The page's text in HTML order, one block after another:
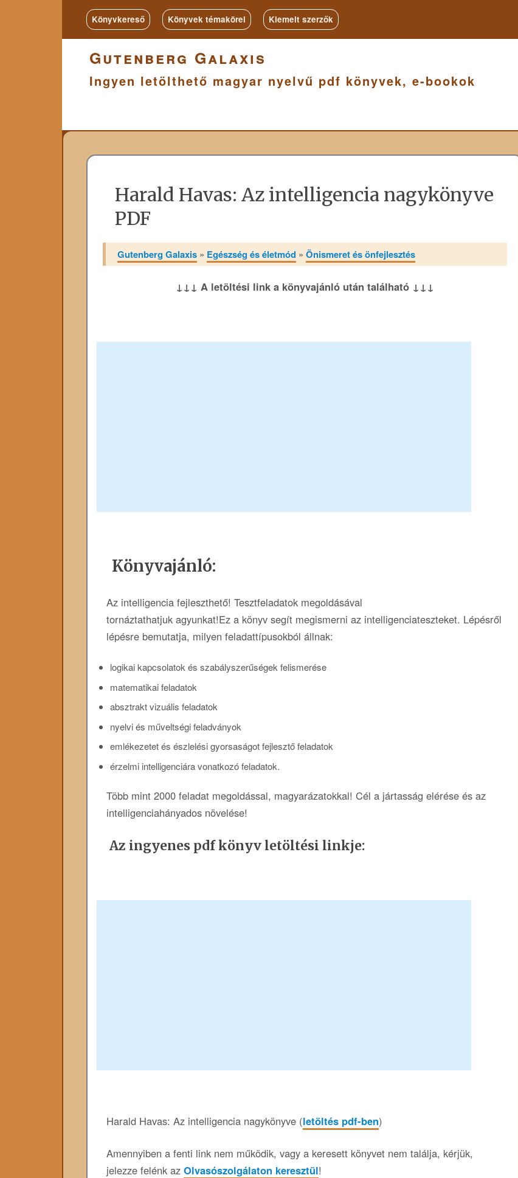
Könyvkereső Könyvek témakörei Kiemelt szerzők
Gutenberg Galaxis
Ingyen letölthető magyar nyelvű pdf könyvek, e-bookok
Harald Havas: Az intelligencia nagykönyve
PDF
Gutenberg Galaxis » Egészség és életmód »Önismeret és önfejlesztés
↓↓↓ A letöltési link a könyvajánló után található ↓↓↓
Könyvajánló:
Az intelligencia fejleszthető! Tesztfeladatok megoldásával
tornáztathatjuk agyunkat!Ez a könyv segít megismerni az intelligenciateszteket. Lépésről
lépésre bemutatja, milyen feladattípusokból állnak:
logikai kapcsolatok és szabályszerűségek felismerése
matematikai feladatok
absztrakt vizuális feladatok
nyelvi és műveltségi feladványok
emlékezetet és észlelési gyorsaságot fejlesztő feladatok
érzelmi intelligenciára vonatkozó feladatok.
Több mint 2000 feladat megoldással, magyarázatokkal! Cél a jártasság elérése és az
intelligenciahányados növelése!
Az ingyenes pdf könyv letöltési linkje:
Harald Havas: Az intelligencia nagykönyve (letöltés pdf-ben)
Amennyiben a fenti link nem működik, vagy a keresett könyvet nem találja, kérjük,
jelezze felénk az Olvasószolgálaton keresztül!